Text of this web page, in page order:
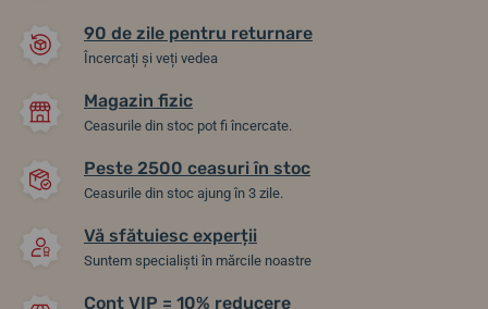
90 de zile pentru returnare
Încercați și veți vedea
Magazin fizic
Ceasurile din stoc pot fi încercate.
Peste 2500 ceasuri în stoc
Ceasurile din stoc ajung în 3 zile.
Vă sfătuiesc experții
Suntem specialiști în mărcile noastre
Cont VIP = 10% reducere